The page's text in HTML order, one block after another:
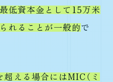
低資本金として15万米
れることが一般的で
える場合にはMIC（ミ